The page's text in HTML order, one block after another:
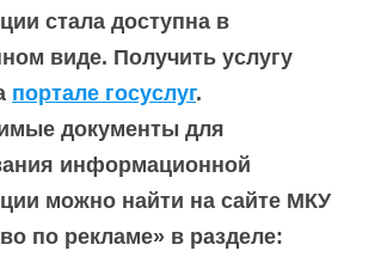
стала доступна в
виде. Получить услугу
портале госуслуг.
документы для
информационной
можно найти на сайте МКУ
по рекламе» в разделе: